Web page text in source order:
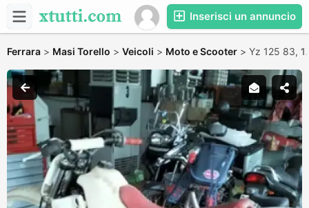
Inserisci un annuncio
Ferrara > Masi Torello > Veicoli > Moto e Scooter > Yz 125 83,